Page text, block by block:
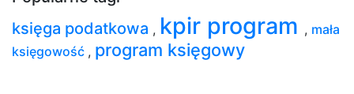
księga podatkowa , kpir program , mała
księgowość , program księgowy